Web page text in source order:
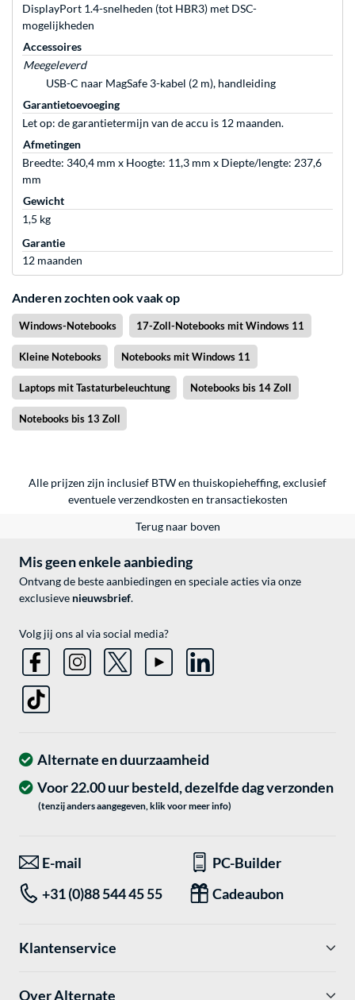
DisplayPort 1.4-snelheden (tot HBR3) met DSC-
mogelijkheden
Accessoires
Meegeleverd
USB-C naar MagSafe 3-kabel (2 m), handleiding
Garantietoevoeging
Let op: de garantietermijn van de accu is 12 maanden.
Afmetingen
Breedte: 340,4 mm x Hoogte: 11,3 mm x Diepte/lengte: 237,6
mm
Gewicht
1,5 kg
Garantie
12 maanden
Anderen zochten ook vaak op
Windows-Notebooks 17-Zoll-Notebooks mit Windows 11
Kleine Notebooks Notebooks mit Windows 11
Laptops mit Tastaturbeleuchtung Notebooks bis 14 Zoll
Notebooks bis 13 Zoll
Alle prijzen zijn inclusief BTW en thuiskopieheffing, exclusief
eventueleverzendkosten en transactiekosten
Terug naar boven
Mis geen enkele aanbieding
Ontvang de beste aanbiedingen en speciale acties via onze
exclusieve nieuwsbrief.
Volg jij ons al via social media?
Alternate en duurzaamheid
Voor 22.00 uur besteld, dezelfde dag verzonden
(tenzij anders aangegeven, klik voor meer info)
E-mail
PC-Builder
+31 (0)88 544 45 55
Cadeaubon
Klantenservice
Over Alternate